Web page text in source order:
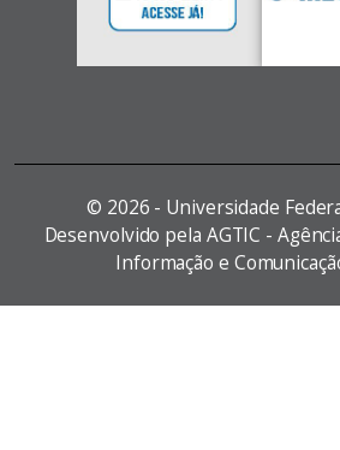
© 2026 - Universidade
Desenvolvido pela AGTIC -
Informação e